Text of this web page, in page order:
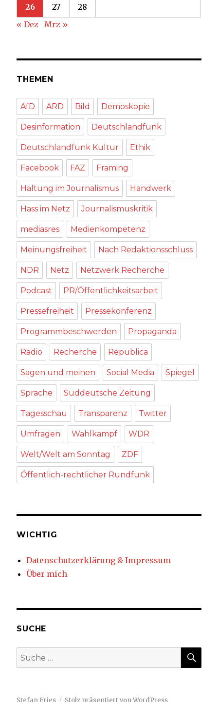
26 27
28
« Dez
Mrz »
THEMEN
AfD ARD Bild Demoskopie
Desinformation Deutschlandfunk
Deutschlandfunk Kultur Ethik
Facebook FAZ Framing
Haltung im Journalismus Handwerk
Hass im Netz Journalismuskritik
mediasres Medienkompetenz
Meinungsfreiheit Nach Redaktionsschluss
NDR Netz Netzwerk Recherche
Podcast PR/Öffentlichkeitsarbeit
Pressefreiheit Pressekonferenz
Programmbeschwerden Propaganda
Radio Recherche Republica
Sagen und meinen Social Media Spiegel
Sprache Süddeutsche Zeitung
Tagesschau Transparenz Twitter
Umfragen Wahlkampf WDR
Welt/Welt am Sonntag ZDF
Öffentlich-rechtlicher Rundfunk
WICHTIG
Datenschutzerklärung & Impressum
Über mich
SUCHE
Suche
nach: